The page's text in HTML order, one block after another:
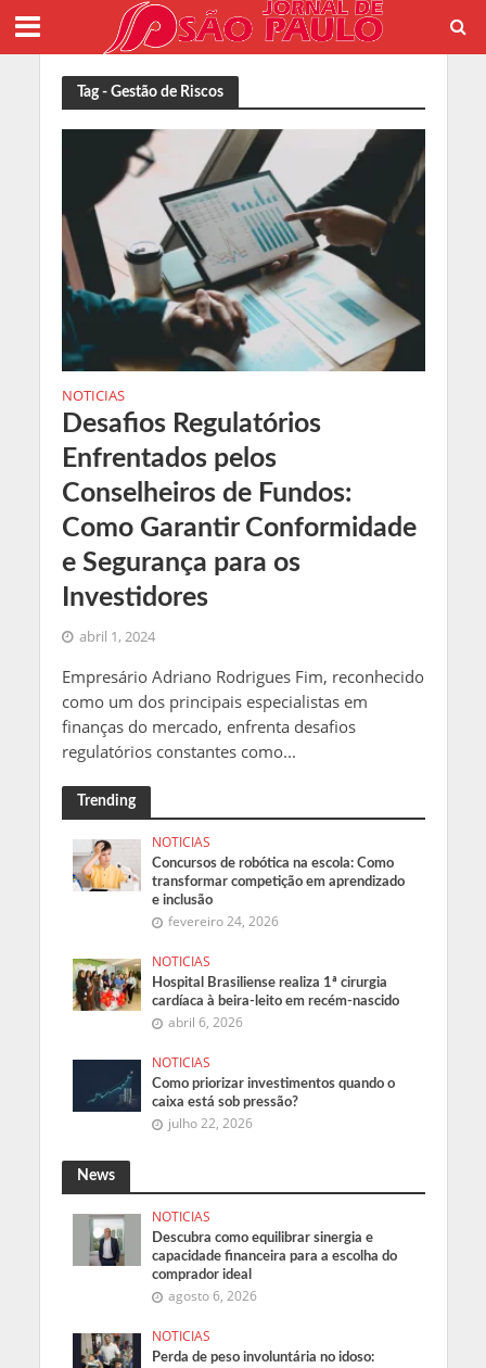
Tag - Gestão de Riscos
NOTICIAS
Desafios Regulatórios
Enfrentados pelos
Conselheiros de Fundos:
Como Garantir Conformidade
e Segurança para os
Investidores
abril 1, 2024
Empresário Adriano Rodrigues Fim, reconhecido
como um dos principais especialistas em
finanças do mercado, enfrenta desafios
regulatórios constantes como...
Trending
NOTICIAS
Concursos de robótica na escola: Como
transformar competição em aprendizado
e inclusão
fevereiro 24, 2026
NOTICIAS
Hospital Brasiliense realiza 1ª cirurgia
cardíaca à beira-leito em recém-nascido
abril 6, 2026
NOTICIAS
Como priorizar investimentos quando o
caixa está sob pressão?
julho 22, 2026
News
NOTICIAS
Descubra como equilibrar sinergia e
capacidade financeira para a escolha do
comprador ideal
agosto 6, 2026
NOTICIAS
Perda de peso involuntária no idoso: